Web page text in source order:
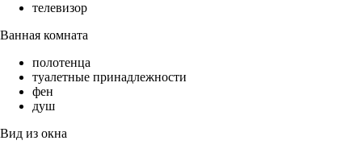
телевизор
Ванная комната
полотенца
туалетные принадлежности
фен
душ
Вид из окна